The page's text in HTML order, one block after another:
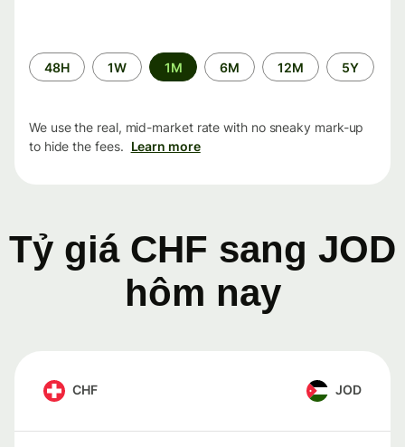
Time
period
48H 1W 1M 6M 12M 5Y
We use the real, mid-market rate with no sneaky mark-up
to hide the fees. Learn more
Tỷ giá CHF sang JOD
hôm nay
CHF JOD